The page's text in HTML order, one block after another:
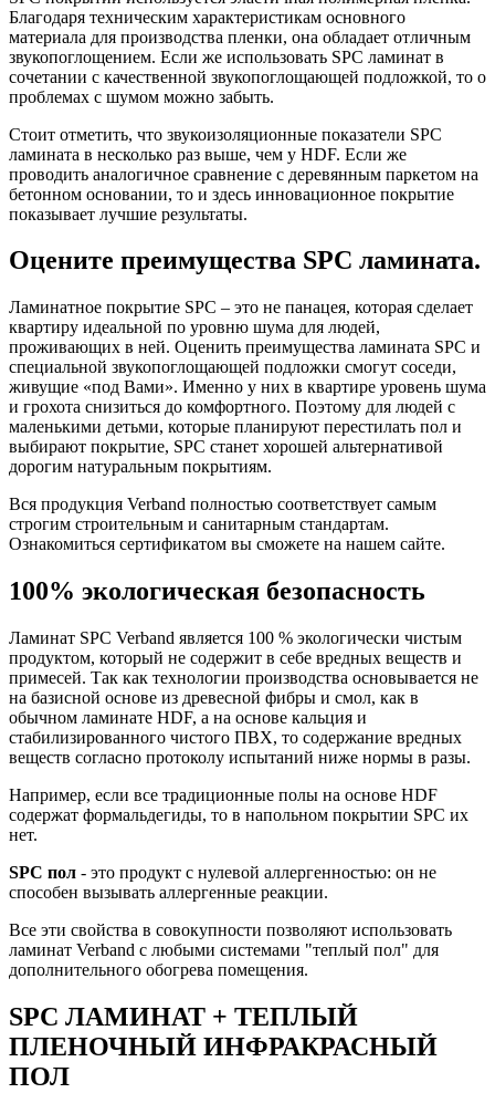
Благодаря техническим характеристикам основного
материала для производства пленки, она обладает отличным
звукопоглощением. Если же использовать SPC ламинат в
сочетании с качественной звукопоглощающей подложкой, то о
проблемах с шумом можно забыть.
Стоит отметить, что звукоизоляционные показатели SPC
ламината в несколько раз выше, чем у HDF. Если же
проводить аналогичное сравнение с деревянным паркетом на
бетонном основании, то и здесь инновационное покрытие
показывает лучшие результаты.
Оцените преимущества SPC ламината.
Ламинатное покрытие SPC – это не панацея, которая сделает
квартиру идеальной по уровню шума для людей,
проживающих в ней. Оценить преимущества ламината SPC и
специальной звукопоглощающей подложки смогут соседи,
живущие «под Вами». Именно у них в квартире уровень шума
и грохота снизиться до комфортного. Поэтому для людей с
маленькими детьми, которые планируют перестилать пол и
выбирают покрытие, SPC станет хорошей альтернативой
дорогим натуральным покрытиям.
Вся продукция Verband полностью соответствует самым
строгим строительным и санитарным стандартам.
Ознакомиться сертификатом вы сможете на нашем сайте.
100% экологическая безопасность
Ламинат SPC Verband является 100 % экологически чистым
продуктом, который не содержит в себе вредных веществ и
примесей. Так как технологии производства основывается не
на базисной основе из древесной фибры и смол, как в
обычном ламинате HDF, а на основе кальция и
стабилизированного чистого ПВХ, то содержание вредных
веществ согласно протоколу испытаний ниже нормы в разы.
Например, если все традиционные полы на основе HDF
содержат формальдегиды, то в напольном покрытии SPC их
нет.
SPC пол - это продукт с нулевой аллергенностью: он не
способен вызывать аллергенные реакции.
Все эти свойства в совокупности позволяют использовать
ламинат Verband с любыми системами "теплый пол" для
дополнительного обогрева помещения.
SPC ЛАМИНАТ + ТЕПЛЫЙ
ПЛЕНОЧНЫЙ ИНФРАКРАСНЫЙ
ПОЛ